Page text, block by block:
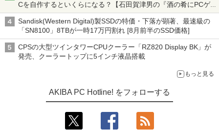
Cを自作するといくらになる？【石田賀津男の『酒の肴にPCゲ
ーム』】
Sandisk(Western Digital)製SSDの特価・下落が顕著、最速級の
「SN8100」8TBが一時17万円割れ [8月前半のSSD価格]
CPSの大型ツインタワーCPUクーラー「RZ820 Display BK」が
発売、クーラートップに5インチ液晶搭載
もっと見る
AKIBA PC Hotline! をフォローする